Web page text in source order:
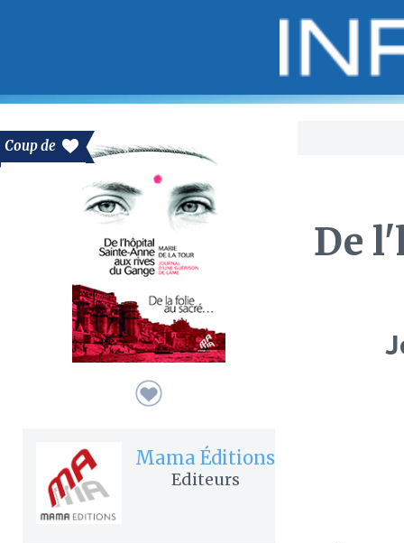
Coup de
Mama Éditions
Editeurs
De